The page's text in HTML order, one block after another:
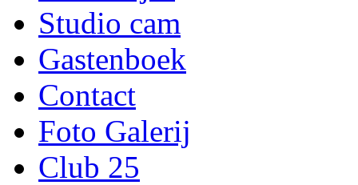
Studio cam
Gastenboek
Contact
Foto Galerij
Club 25